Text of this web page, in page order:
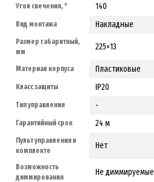
Угол свечения, ° 140
Вид монтажа Накладные
Размер габаритный,
мм
225×13
Материал корпуса Пластиковые
Класс защиты IP20
Тип управления -
Гарантийный срок 24 м
Пульт управления в
комплекте
Нет
Возможность
диммирования
Не диммируемые